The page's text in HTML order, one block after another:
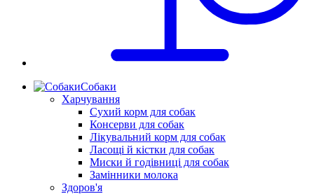
Собаки
Харчування
Сухий корм для собак
Консерви для собак
Лікувальний корм для собак
Ласощі й кістки для собак
Миски й годівниці для собак
Замінники молока
Здоров'я